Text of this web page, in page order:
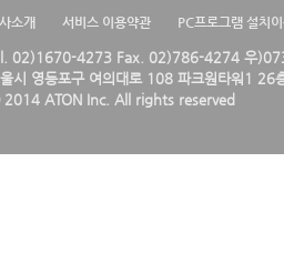
소개 서비스 이용약관 PC프로그램 설치
02)1670-4273 Fax. 02)786-4274 우
시 영등포구 여의대로 108 파크원타워1 26
ATON Inc. All rights reserved